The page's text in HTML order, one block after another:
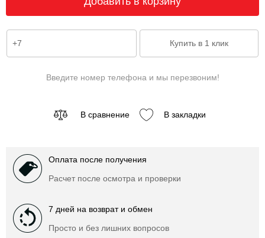
Введите номер телефона и мы перезвоним!
В сравнение В закладки
Оплата после получения
Расчет после осмотра и проверки
7 дней на возврат и обмен
Просто и без лишних вопросов